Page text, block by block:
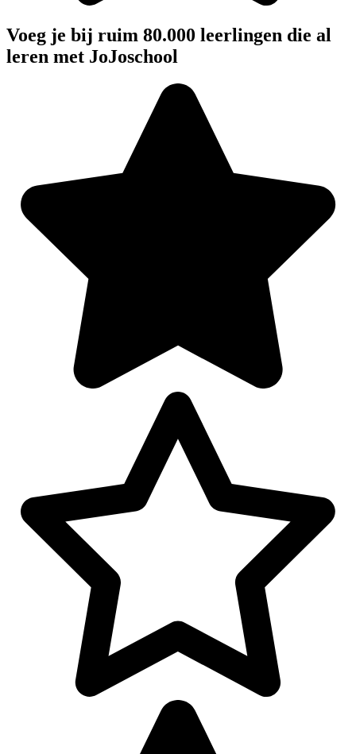
Voeg je bij ruim 80.000 leerlingen die al
leren met JoJoschool